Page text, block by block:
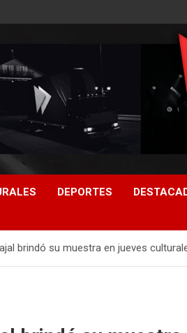
DEPORTES
brindó su muestra en jueves